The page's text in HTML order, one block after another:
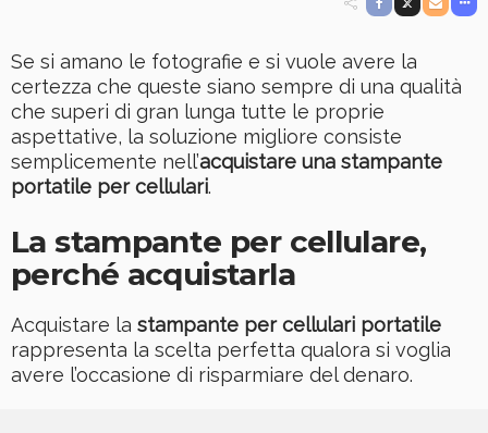
Se si amano le fotografie e si vuole avere la
certezza che queste siano sempre di una qualità
che superi di gran lunga tutte le proprie
aspettative, la soluzione migliore consiste
semplicemente nell’acquistare una stampante
portatile per cellulari.
La stampante per cellulare,
perché acquistarla
Acquistare la stampante per cellulari portatile
rappresenta la scelta perfetta qualora si voglia
avere l’occasione di risparmiare del denaro.